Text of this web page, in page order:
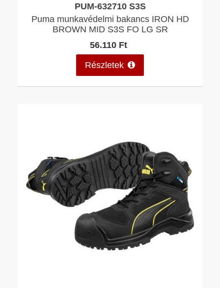
PUM-632710 S3S
Puma munkavédelmi bakancs IRON HD
BROWN MID S3S FO LG SR
56.110 Ft
Részletek